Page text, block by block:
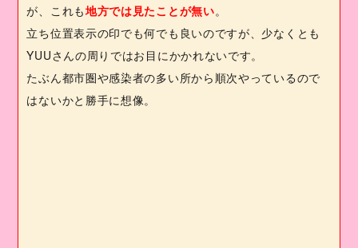
が、これも地方では見たことが無い。
立ち位置表示の印でも何でも良いのですが、少なくとも
YUUさんの周りではお目にかかれないです。
たぶん都市圏や感染者の多い所から順次やっているので
はないかと勝手に想像。